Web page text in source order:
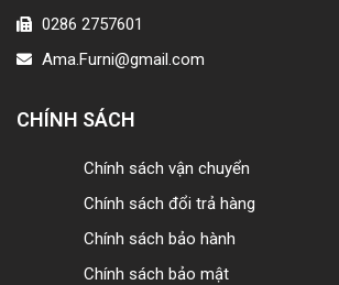
0286 2757601
Ama.Furni@gmail.com
CHÍNH SÁCH
Chính sách vận chuyển
Chính sách đổi trả hàng
Chính sách bảo hành
Chính sách bảo mật